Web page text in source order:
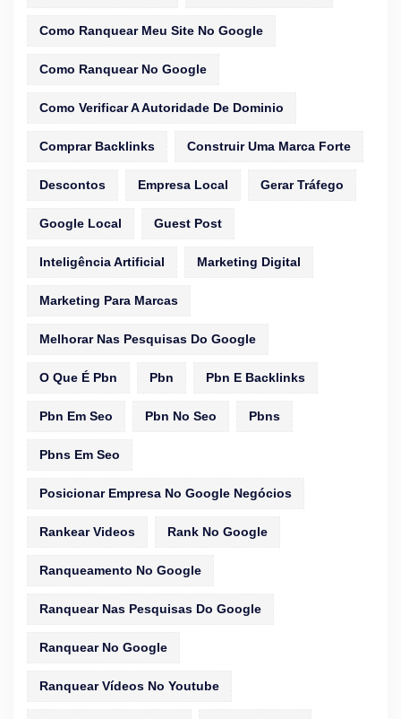
Como Ranquear Meu Site No Google
Como Ranquear No Google
Como Verificar A Autoridade De Dominio
Comprar Backlinks Construir Uma Marca Forte
Descontos Empresa Local Gerar Tráfego
Google Local Guest Post
Inteligência Artificial Marketing Digital
Marketing Para Marcas
Melhorar Nas Pesquisas Do Google
O Que É Pbn Pbn Pbn E Backlinks
Pbn Em Seo Pbn No Seo Pbns
Pbns Em Seo
Posicionar Empresa No Google Negócios
Rankear Videos Rank No Google
Ranqueamento No Google
Ranquear Nas Pesquisas Do Google
Ranquear No Google
Ranquear Vídeos No Youtube